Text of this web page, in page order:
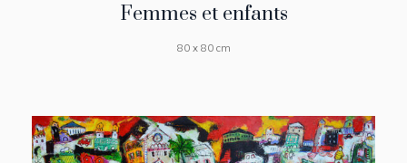
Femmes et enfants
80 x 80 cm